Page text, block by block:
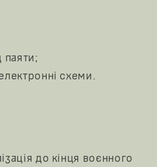
паяти;
схеми.
до кінця воєнного